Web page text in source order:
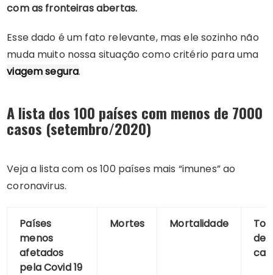
com as fronteiras abertas.
Esse dado é um fato relevante, mas ele sozinho não
muda muito nossa situação como critério para uma
viagem segura.
A lista dos 100 países com menos de 7000
casos (setembro/2020)
Veja a lista com os 100 países mais “imunes” ao
coronavirus.
Países
menos
afetados
pela Covid 19
Mortes Mortalidade
de